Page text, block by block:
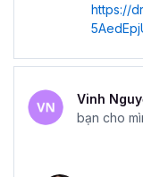
https://
Vinh
bạn cho